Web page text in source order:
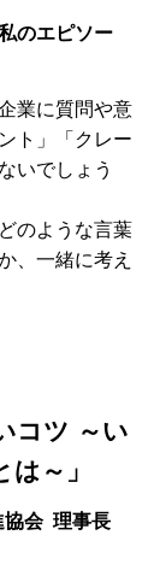
のエピソー
業に質問や意
ト」「クレー
いでしょう
のような言葉
、一緒に考え
コツ ～い
～」
協会 理事長